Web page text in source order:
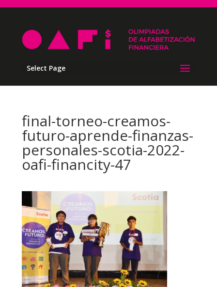
Select Page
final-torneo-creamos-
futuro-aprende-finanzas-
personales-scotia-2022-
oafi-financity-47